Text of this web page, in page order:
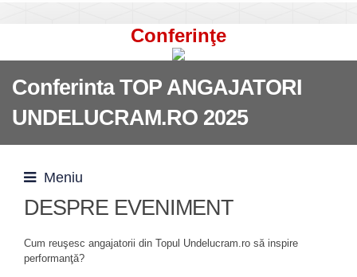
Conferinţe
Conferinta TOP ANGAJATORI
UNDELUCRAM.RO 2025
Meniu
DESPRE EVENIMENT
Cum reuşesc angajatorii din Topul Undelucram.ro să inspire
performanţă?